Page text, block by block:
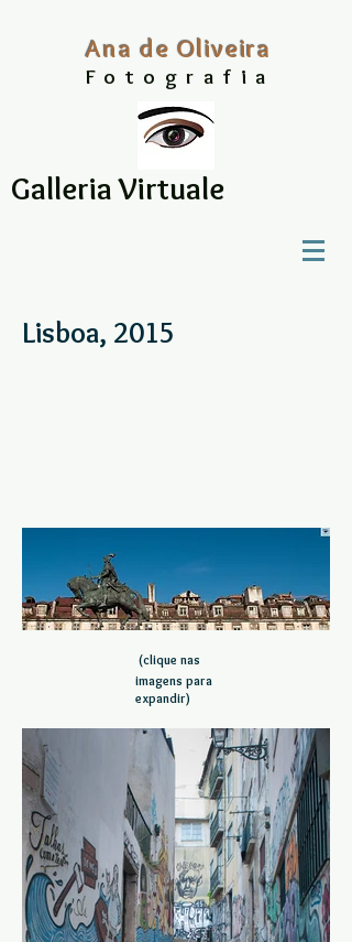
Ana de Oliveira
Fo to grafia
Galleria Virtuale
Lisboa, 2015
(clique nas
imagens para
expandir)